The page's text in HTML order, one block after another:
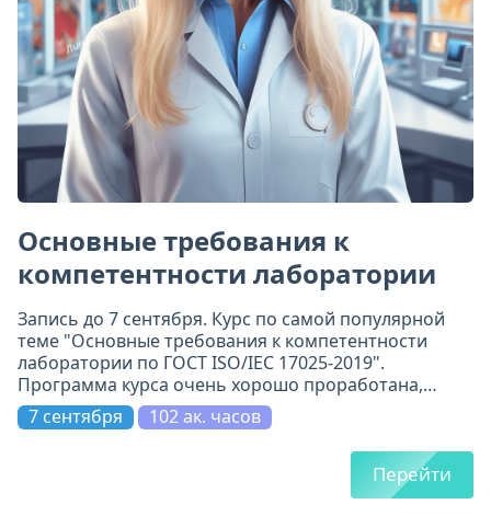
Основные требования к
компетентности лаборатории
Запись до 7 сентября. Курс по самой популярной
теме "Основные требования к компетентности
лаборатории по ГОСТ ISO/IEC 17025-2019".
Программа курса очень хорошо проработана,
включает 11 модулей. Всё по делу и на самом
высоком уровне.
7 сентября 102 ак. часов
Перейти